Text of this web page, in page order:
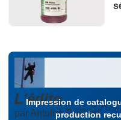
L'édito
par Antoine Gaillard
Impression de
production